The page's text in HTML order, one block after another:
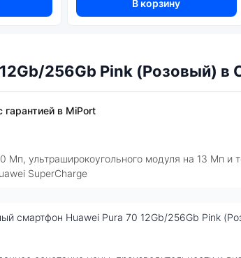
В корзину
256Gb Pink (Розовый) в
в MiPort
Мп, ультраширокоугольного модуля на 13 Мп и
SuperCharge